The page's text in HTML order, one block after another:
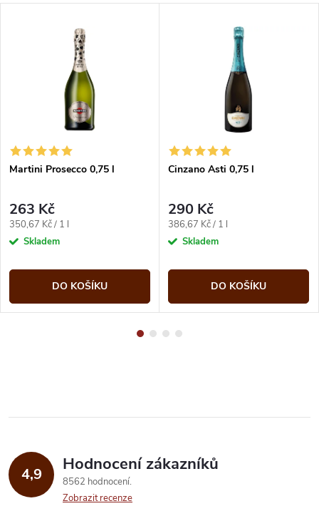
Martini Prosecco 0,75 l
263 Kč
Měrná
cena:
350,67 Kč / 1 l
Skladem
DO KOŠÍKU
Cinzano Asti 0,75 l
290 Kč
Měrná
cena:
386,67 Kč / 1 l
Skladem
DO KOŠÍKU
4,9 Hodnocení zákazníků
8562 hodnocení
Zobrazit recenze